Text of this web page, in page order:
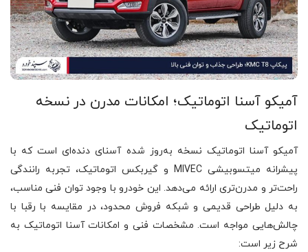
آمیکو آسنا اتوماتیک؛ امکانات مدرن در نسخه
اتوماتیک
آمیکو آسنا اتوماتیک نسخه به‌روز شده آسنای دنده‌ای است که با
پیشرانه میتسوبیشی MIVEC و گیربکس اتوماتیک، تجربه رانندگی
راحت‌تر و مدرن‌تری ارائه می‌دهد. این خودرو با وجود توان فنی مناسب،
به دلیل طراحی قدیمی و شبکه فروش محدود، در مقایسه با رقبا با
چالش‌هایی مواجه است. مشخصات فنی و امکانات آسنا اتوماتیک به
شرح زیر است: